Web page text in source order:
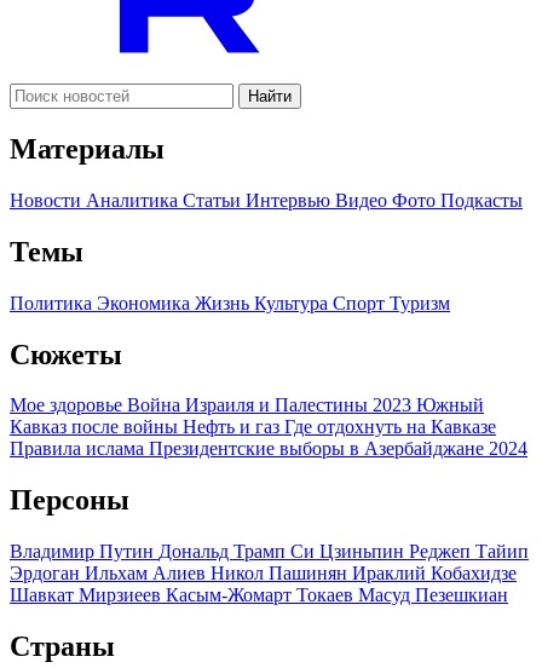
Найти
Материалы
Новости Аналитика Статьи Интервью Видео Фото Подкасты
Темы
Политика Экономика Жизнь Культура Спорт Туризм
Сюжеты
Мое здоровье Война Израиля и Палестины 2023 Южный
Кавказ после войны Нефть и газ Где отдохнуть на Кавказе
Правила ислама Президентские выборы в Азербайджане 2024
Персоны
Владимир Путин Дональд Трамп Си Цзиньпин Реджеп Тайип
Эрдоган Ильхам Алиев Никол Пашинян Ираклий Кобахидзе
Шавкат Мирзиеев Касым-Жомарт Токаев Масуд Пезешкиан
Страны